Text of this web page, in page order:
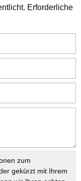
Erforderliche
zum
gekürzt mit Ihrem